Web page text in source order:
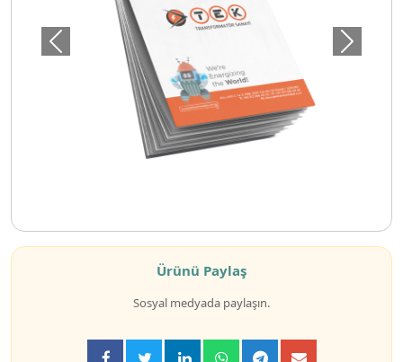
Önceki Sonraki
Ürünü Paylaş
Sosyal medyada paylaşın.